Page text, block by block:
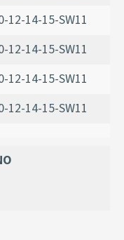
12-14-15-SW11
12-14-15-SW11
12-14-15-SW11
12-14-15-SW11